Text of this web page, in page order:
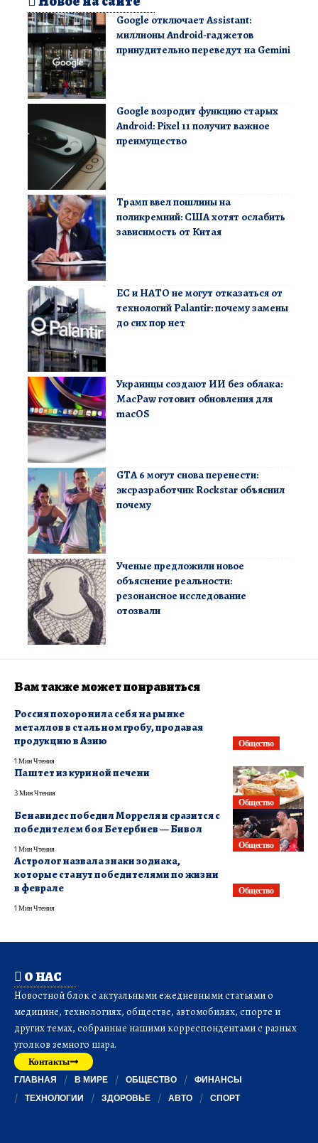
Google отключает Assistant:
миллионы Android-гаджетов
принудительно переведут на Gemini
Google возродит функцию старых
Android: Pixel 11 получит важное
преимущество
Трамп ввел пошлины на
поликремний: США хотят ослабить
зависимость от Китая
ЕС и НАТО не могут отказаться от
технологий Palantir: почему замены
до сих пор нет
Украинцы создают ИИ без облака:
MacPaw готовит обновления для
macOS
GTA 6 могут снова перенести:
эксразработчик Rockstar объяснил
почему
Ученые предложили новое
объяснение реальности:
резонансное исследование
отозвали
Вам также может понравиться
Общество
Россия похоронила себя на рынке
металлов в стальном гробу, продавая
продукцию в Азию
1 Мин Чтения
Общество
Паштет из куриной печени
3 Мин Чтения
Общество
Бенавидес победил Морреля и сразится с
победителем боя Бетербиев — Бивол
1 Мин Чтения
Общество
Астролог назвала знаки зодиака,
которые станут победителями по жизни
в феврале
1 Мин Чтения
О НАС
Новостной блок с актуальными ежедневными статьями о
медицине, технологиях, обществе, автомобилях, спорте и
других темах, собранные нашими корреспондентами с разных
уголков земного шара.
Контакты
ГЛАВНАЯ В МИРЕ ОБЩЕСТВО
ФИНАНСЫ
ТЕХНОЛОГИИ
ЗДОРОВЬЕ АВТО СПОРТ